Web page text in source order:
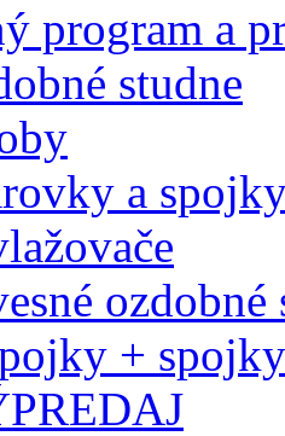
program a
studne
a
ozdobné
+ spojky